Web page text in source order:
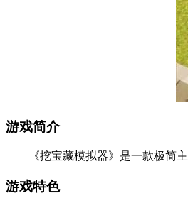
游戏简介
《挖宝藏模拟器》是一款极简主
游戏特色